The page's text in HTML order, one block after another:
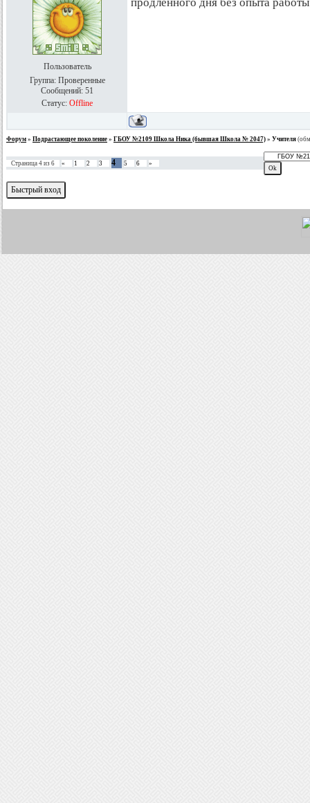
Пользователь
Группа: Проверенные
Сообщений: 51
Статус: Offline
Форум » Подрастающее поколение » ГБОУ №2109 Школа Ника (бывшая Школа № 2047) » Учителя
Страница 4 из 6 « 1 2 3 4 5 6 »